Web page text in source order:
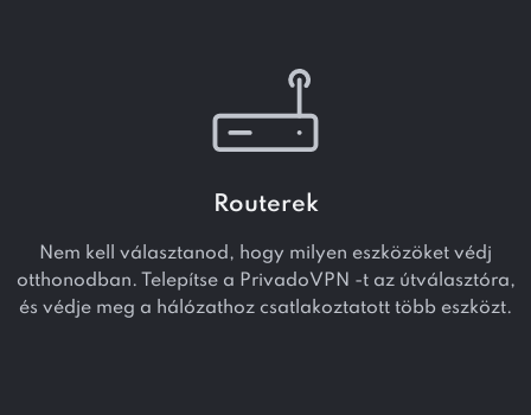
Routerek
Nem kell választanod, hogy milyen eszközöket védj
otthonodban. Telepítse a PrivadoVPN -t az útválasztóra,
és védje meg a hálózathoz csatlakoztatott több eszközt.